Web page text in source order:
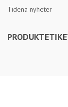
Tidena nyheter